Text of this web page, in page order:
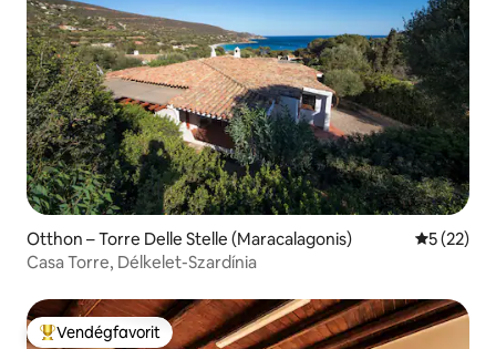
Otthon – Torre Delle Stelle (Maracalagonis) Átlagos
5 (22)
Casa Torre, Délkelet-Szardínia
Kiemelt vendégfavorit
Vendégfavorit